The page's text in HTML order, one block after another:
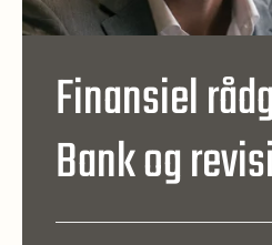
Finansiel
Bank og